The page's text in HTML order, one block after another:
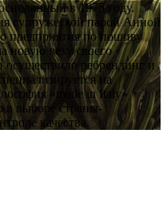
в 1975 году.
супружеской парой Анной
предприятия по пошиву
новую веху своего
осуществило ребрендинг и
на
«made in Italy»
в выборе страны-
качества.